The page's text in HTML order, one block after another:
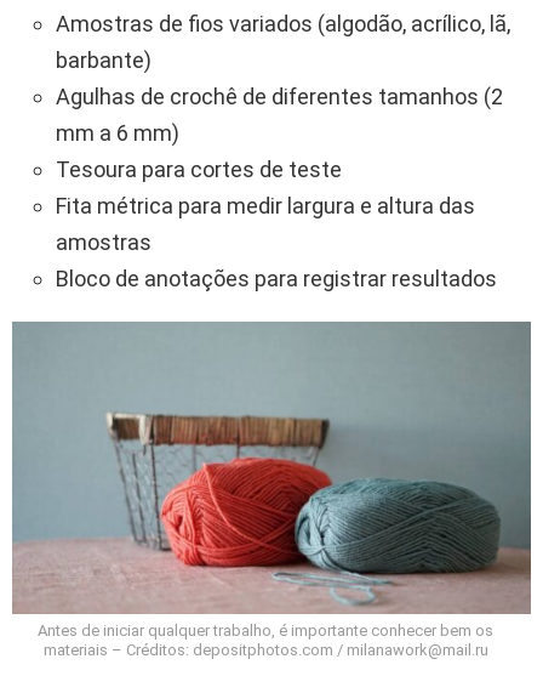
Amostras de fios variados (algodão, acrílico, lã,
barbante)
Agulhas de crochê de diferentes tamanhos (2
mm a 6 mm)
Tesoura para cortes de teste
Fita métrica para medir largura e altura das
amostras
Bloco de anotações para registrar resultados
Antes de iniciar qualquer trabalho, é importante conhecer bem os
materiais – Créditos: depositphotos.com / milanawork@mail.ru